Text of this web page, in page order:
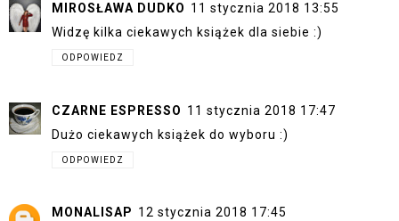
MIROSŁAWA DUDKO 11 stycznia 2018 13:55
Widzę kilka ciekawych książek dla siebie :)
ODPOWIEDZ
CZARNE ESPRESSO 11 stycznia 2018 17:47
Dużo ciekawych książek do wyboru :)
ODPOWIEDZ
MONALISAP 12 stycznia 2018 17:45